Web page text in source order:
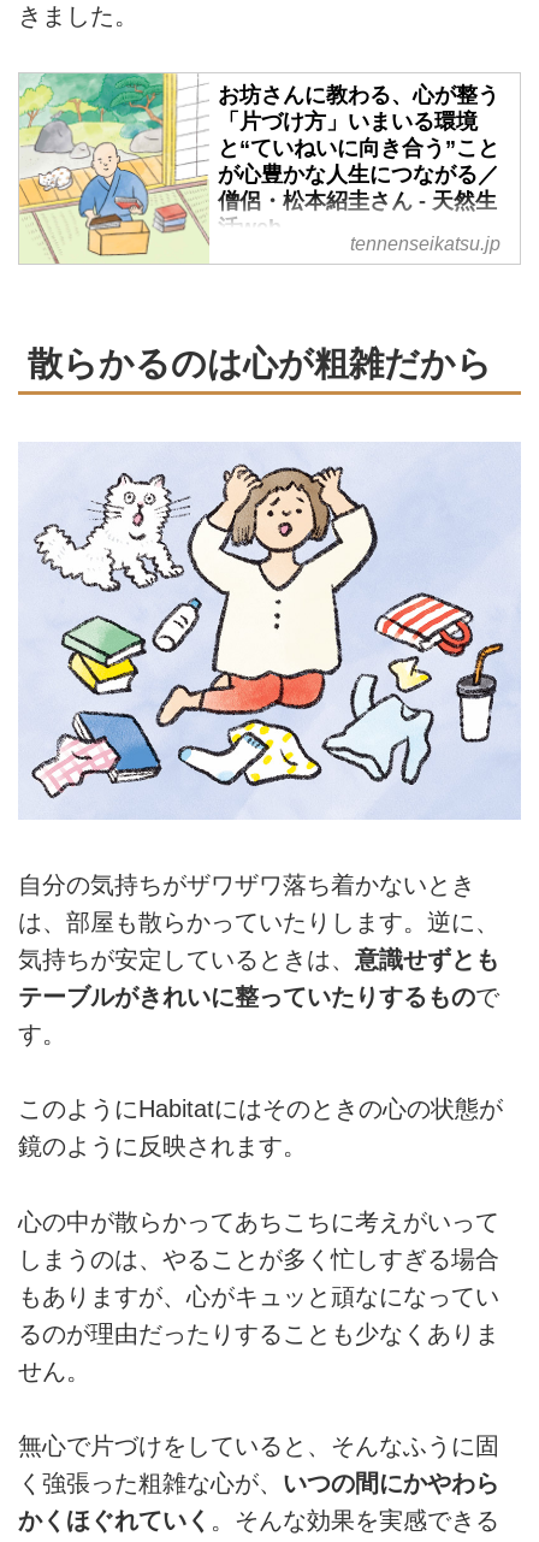
きました。
お坊さんに教わる、心が整う
「片づけ方」いまいる環境
と“ていねいに向き合う”こと
が心豊かな人生につながる／
僧侶・松本紹圭さん - 天然生
活web
暮らしを片づけることは、心の片
方」にどう向き合うべきかを、光
明寺の僧侶・松本紹圭さんに教え
tennenseikatsu.jp
散らかるのは心が粗雑だから
自分の気持ちがザワザワ落ち着かないとき
は、部屋も散らかっていたりします。逆に、
気持ちが安定しているときは、 意識せずとも
テーブルがきれいに整っていたりするもので
す。
このようにHabitatにはそのときの心の状態が
鏡のように反映されます。
心の中が散らかってあちこちに考えがいって
しまうのは、やることが多く忙しすぎる場合
もありますが、心がキュッと頑なになってい
るのが理由だったりすることも少なくありま
せん。
無心で片づけをしていると、そんなふうに固
く強張った粗雑な心が、 いつの間にかやわら
かくほぐれていく 。そんな効果を実感できる